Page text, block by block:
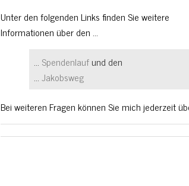
Unter den folgenden Links finden Sie weitere
Informationen über den …
… Spendenlaufund den
…Jakobsweg
Bei weiteren Fragen können Sie mich jederzeit